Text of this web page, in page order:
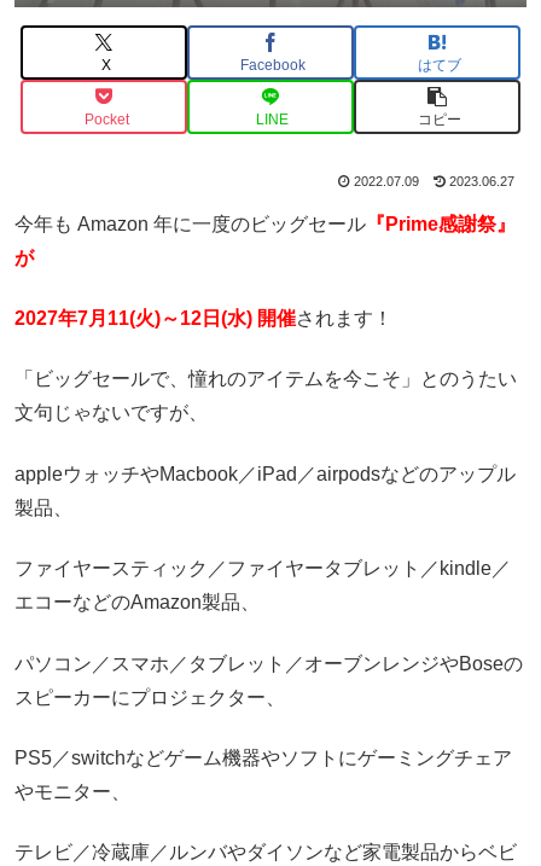
X Facebook はてブ
Pocket LINE コピー
2022.07.09 2023.06.27
今年も Amazon 年に一度のビッグセール 『Prime感謝祭』
が
2027年7月11(火)～12日(水) 開催されます！
「ビッグセールで、憧れのアイテムを今こそ」とのうたい
文句じゃないですが、
appleウォッチやMacbook／iPad／airpodsなどのアップル
製品、
ファイヤースティック／ファイヤータブレット／kindle／
エコーなどのAmazon製品、
パソコン／スマホ／タブレット／オーブンレンジやBoseの
スピーカーにプロジェクター、
PS5／switchなどゲーム機器やソフトにゲーミングチェア
やモニター、
テレビ／冷蔵庫／ルンバやダイソンなど家電製品からベビ